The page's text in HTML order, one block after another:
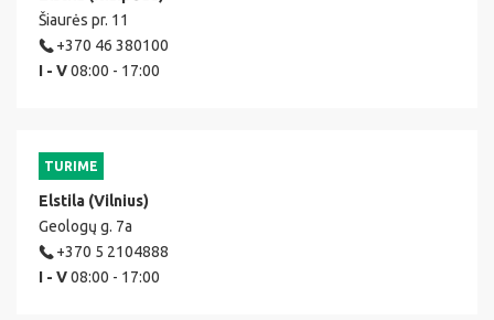
Šiaurės pr. 11
+370 46 380100
I - V08:00 - 17:00
TURIME
Elstila (Vilnius)
Geologų g. 7a
+370 5 2104888
I - V08:00 - 17:00